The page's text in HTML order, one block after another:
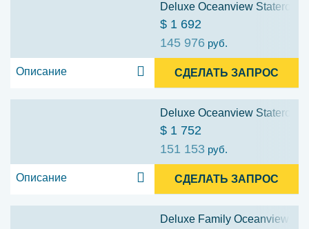
Deluxe Oceanview
$ 1 692
145 976 руб.
Описание СДЕЛАТЬ ЗАПРОС
Deluxe Oceanview
$ 1 752
151 153 руб.
Описание СДЕЛАТЬ ЗАПРОС
Deluxe Family Oceanview